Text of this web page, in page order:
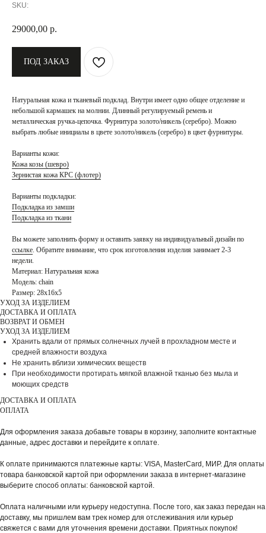
SKU:
29000,00 р.
ПОД ЗАКАЗ
Натуральная кожа и тканевый подклад. Внутри имеет одно общее отделение и
небольшой кармашек на молнии. Длинный регулируемый ремень и
металлическая ручка-цепочка. Фурнитура золото/никель (серебро). Можно
выбрать любые инициалы в цвете золото/никель (серебро) в цвет фурнитуры.
Варианты кожи:
Кожа козы (шевро)
Зернистая кожа КРС (флотер)
Варианты подкладки:
Подкладка из замши
Подкладка из ткани
Вы можете заполнить форму и оставить заявку на индивидуальный дизайн по
ссылке. Обратите внимание, что срок изготовления изделия занимает 2-3
недели.
Материал: Натуральная кожа
Модель: chain
Размер: 28х16х5
УХОД ЗА ИЗДЕЛИЕМ
ДОСТАВКА И ОПЛАТА
ВОЗВРАТ И ОБМЕН
УХОД ЗА ИЗДЕЛИЕМ
Хранить вдали от прямых солнечных лучей в прохладном месте и
средней влажности воздуха
Не хранить вблизи химических веществ
При необходимости протирать мягкой влажной тканью без мыла и
моющих средств
ДОСТАВКА И ОПЛАТА
ОПЛАТА
Для оформления заказа добавьте товары в корзину, заполните контактные
данные, адрес доставки и перейдите к оплате.
К оплате принимаются платежные карты: VISA, MasterCard, МИР. Для оплаты
товара банковской картой при оформлении заказа в интернет-магазине
выберите способ оплаты: банковской картой.
Оплата наличными или курьеру недоступна. После того, как заказ передан на
доставку, мы пришлем вам трек номер для отслеживания или курьер
свяжется с вами для уточнения времени доставки. Приятных покупок!